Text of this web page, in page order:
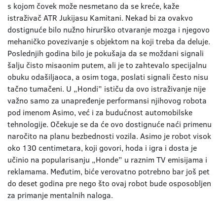
s kojom čovek može nesmetano da se kreće, kaže
istraživač ATR Jukijasu Kamitani. Nekad bi za ovakvo
dostignuće bilo nužno hirurško otvaranje mozga i njegovo
mehaničko povezivanje s objektom na koji treba da deluje.
Poslednjih godina bilo je pokušaja da se moždani signali
šalju čisto misaonim putem, ali je to zahtevalo specijalnu
obuku odašiljaoca, a osim toga, poslati signali često nisu
tačno tumačeni. U „Hondi” ističu da ovo istraživanje nije
važno samo za unapređenje performansi njihovog robota
pod imenom Asimo, već i za budućnost automobilske
tehnologije. Očekuje se da će ovo dostignuće naći primenu
naročito na planu bezbednosti vozila. Asimo je robot visok
oko 130 centimetara, koji govori, hoda i igra i dosta je
učinio na popularisanju „Honde” u raznim TV emisijama i
reklamama. Međutim, biće verovatno potrebno bar još pet
do deset godina pre nego što ovaj robot bude osposobljen
za primanje mentalnih naloga.